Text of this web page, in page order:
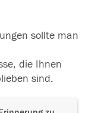
sollte man
die Ihnen
sind.